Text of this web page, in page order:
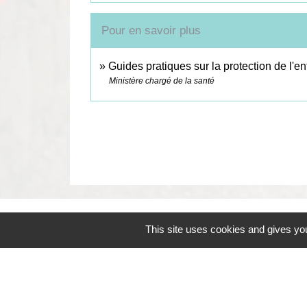
Pour en savoir plus
Guides pratiques sur la protection de
Ministère chargé de la santé
ContactsThis site uses cookies and gives